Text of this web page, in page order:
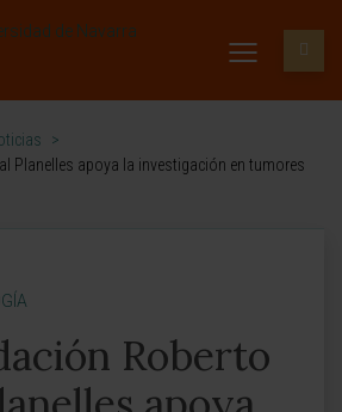
>
Planelles apoya la investigación en tumores
Roberto